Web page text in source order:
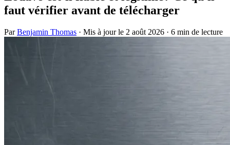
faut vérifier avant de télécharger
ParBenjamin Thomas · Mis à jour le 2 août 2026 · 6 min de lecture